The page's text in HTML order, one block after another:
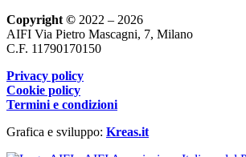
Copyright © 2022 – 2026
AIFI Via Pietro Mascagni, 7, Milano
C.F. 11790170150
Privacy policy
Cookie policy
Termini e condizioni
Grafica e sviluppo: Kreas.it